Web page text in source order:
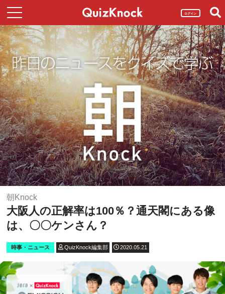
ログイン
朝Knock
大阪人の正解率は100％？通天閣にある像
は、〇〇ケンさん？
時事・ニュース QuizKnock編集部 2020.05.21